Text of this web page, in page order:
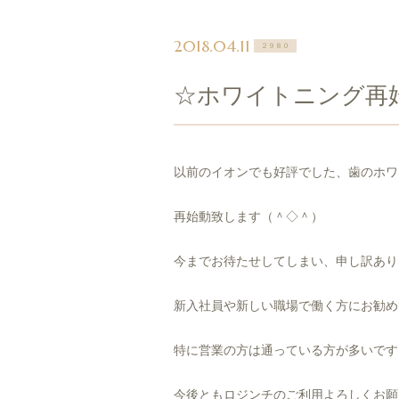
2018.04.11 ２９８０
☆ホワイトニング再
以前のイオンでも好評でした、歯のホ
再始動致します（＾◇＾）
今までお待たせしてしまい、申し訳あ
新入社員や新しい職場で働く方にお勧
特に営業の方は通っている方が多いで
今後ともロジンチのご利用よろしくお